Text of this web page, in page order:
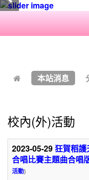
本站消息
校內(外)活動
2023-05-29狂賀稻
合唱比賽主題曲合唱
活動)